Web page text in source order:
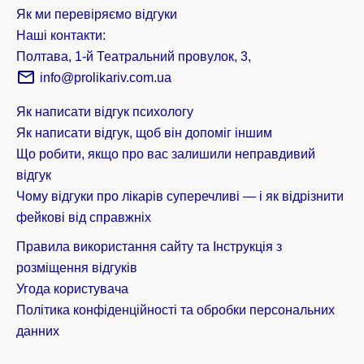
Як ми перевіряємо відгуки
Наші контакти:
Полтава, 1-й Театральний провулок, 3,
info@prolikariv.com.ua
Як написати відгук психологу
Як написати відгук, щоб він допоміг іншим
Що робити, якщо про вас залишили неправдивий
відгук
Чому відгуки про лікарів суперечливі — і як відрізнити
фейкові від справжніх
Правила використання сайту та Інструкція з
розміщення відгуків
Угода користувача
Політика конфіденційності та обробки персональних
данних